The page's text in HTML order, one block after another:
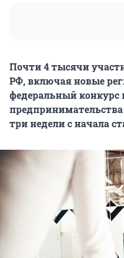
Почти 4 тысячи
РФ, включая новые
федеральный конкурс
три недели с начала